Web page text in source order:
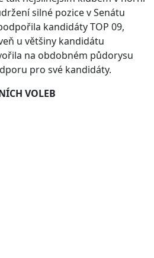
silné pozice v Senátu
kandidáty TOP 09,
u většiny kandidátu
na obdobném půdorysu
pro své kandidáty.
VOLEB